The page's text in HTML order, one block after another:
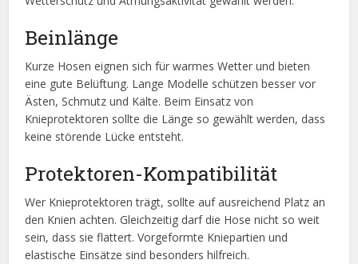
Beinlänge
Kurze Hosen eignen sich für warmes Wetter und bieten
eine gute Belüftung. Lange Modelle schützen besser vor
Ästen, Schmutz und Kälte. Beim Einsatz von
Knieprotektoren sollte die Länge so gewählt werden, dass
keine störende Lücke entsteht.
Protektoren-Kompatibilität
Wer Knieprotektoren trägt, sollte auf ausreichend Platz an
den Knien achten. Gleichzeitig darf die Hose nicht so weit
sein, dass sie flattert. Vorgeformte Kniepartien und
elastische Einsätze sind besonders hilfreich.